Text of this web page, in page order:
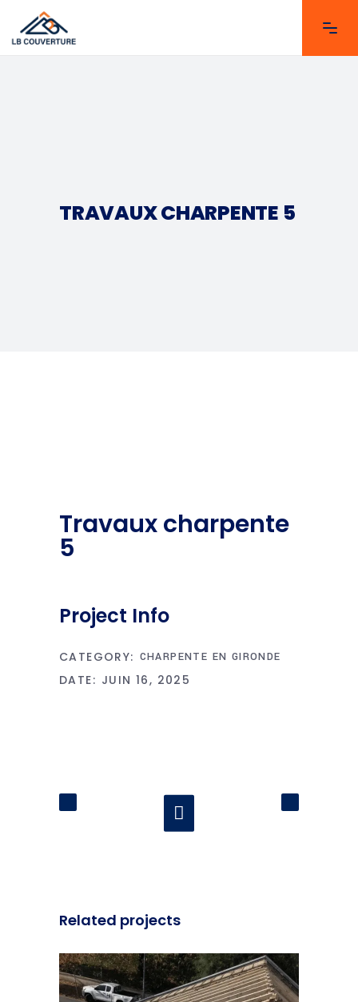
TRAVAUX CHARPENTE 5
Travaux charpente
5
Project Info
CATEGORY: CHARPENTE EN GIRONDE
DATE: JUIN 16, 2025
Related projects